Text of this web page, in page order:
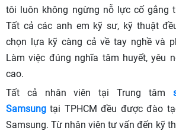
tôi luôn không ngừng nỗ lực cố gắng
Tất cả các anh em kỹ sư, kỹ thuật
chọn lựa kỹ càng cả về tay nghề và
Làm việc đúng nghĩa tâm huyết, yêu
cao.
Tất cả nhân viên tại Trung tâm
Samsung tại TPHCM đều được đào
Samsung. Từ nhân viên tư vấn đến kỹ